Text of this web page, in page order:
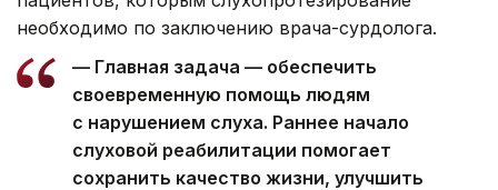
необходимо по заключению врача-сурдолога.
— Главная задача — обеспечить
своевременную помощь людям
с нарушением слуха. Раннее начало
слуховой реабилитации помогает
сохранить качество жизни, улучшить